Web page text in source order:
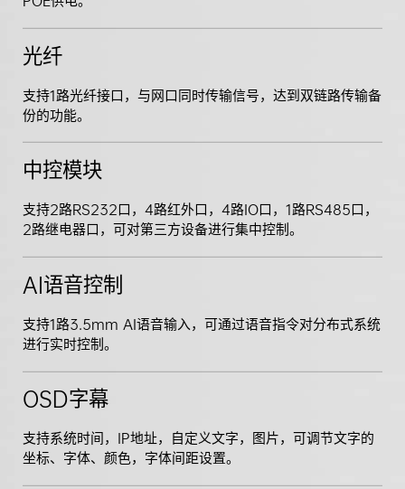
光纤
支持1路光纤接口，与网口同时传输信号，达到双链路传输备
份的功能。
中控模块
支持2路RS232口，4路红外口，4路IO口，1路RS485口，
2路继电器口，可对第三方设备进行集中控制。
AI语音控制
支持1路3.5mm AI语音输入，可通过语音指令对分布式系统
进行实时控制。
OSD字幕
支持系统时间，IP地址，自定义文字，图片，可调节文字的
坐标、字体、颜色，字体间距设置。